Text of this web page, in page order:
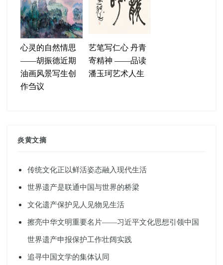
心灵的自然情思
——胡振德近期
油画风景写生创
作刍议
艺笔写仁心 丹青
寄精神 ——品读
潘玉珂艺术人生
炎黄文摘
传统文化正以鲜活姿态融入现代生活
世界遗产是联通中国与世界的桥梁
文化遗产保护见人见物见生活
擦亮中华文明重要名片——习近平文化思想引领中国
世界遗产申报保护工作壮阔实践
追寻中国文学的集体认同